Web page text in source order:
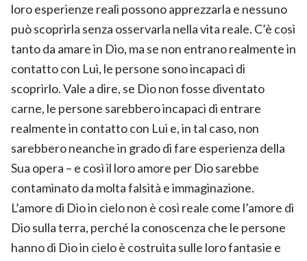
loro esperienze reali possono apprezzarla e nessuno
può scoprirla senza osservarla nella vita reale. C’è così
tanto da amare in Dio, ma se non entrano realmente in
contatto con Lui, le persone sono incapaci di
scoprirlo. Vale a dire, se Dio non fosse diventato
carne, le persone sarebbero incapaci di entrare
realmente in contatto con Lui e, in tal caso, non
sarebbero neanche in grado di fare esperienza della
Sua opera – e così il loro amore per Dio sarebbe
contaminato da molta falsità e immaginazione.
L’amore di Dio in cielo non è così reale come l’amore di
Dio sulla terra, perché la conoscenza che le persone
hanno di Dio in cielo è costruita sulle loro fantasie e